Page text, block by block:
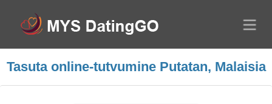
Tasuta online-tutvumine Putatan, Malaisia